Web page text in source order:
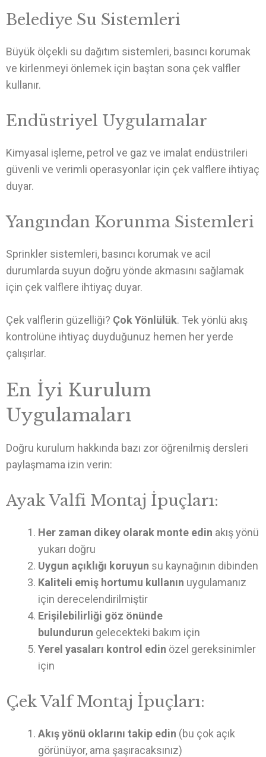
Belediye Su Sistemleri
Büyük ölçekli su dağıtım sistemleri, basıncı korumak
ve kirlenmeyi önlemek için baştan sona çek valfler
kullanır.
Endüstriyel Uygulamalar
Kimyasal işleme, petrol ve gaz ve imalat endüstrileri
güvenli ve verimli operasyonlar için çek valflere ihtiyaç
duyar.
Yangından Korunma Sistemleri
Sprinkler sistemleri, basıncı korumak ve acil
durumlarda suyun doğru yönde akmasını sağlamak
için çek valflere ihtiyaç duyar.
Çek valflerin güzelliği? Çok Yönlülük. Tek yönlü akış
kontrolüne ihtiyaç duyduğunuz hemen her yerde
çalışırlar.
En İyi Kurulum
Uygulamaları
Doğru kurulum hakkında bazı zor öğrenilmiş dersleri
paylaşmama izin verin:
Ayak Valfi Montaj İpuçları:
Her zaman dikey olarak monte edin akış yönü
yukarı doğru
Uygun açıklığı koruyun su kaynağının dibinden
Kaliteli emiş hortumu kullanın uygulamanız
için derecelendirilmiştir
Erişilebilirliği göz önünde
bulundurun gelecekteki bakım için
Yerel yasaları kontrol edin özel gereksinimler
için
Çek Valf Montaj İpuçları:
Akış yönü oklarını takip edin (bu çok açık
görünüyor, ama şaşıracaksınız)